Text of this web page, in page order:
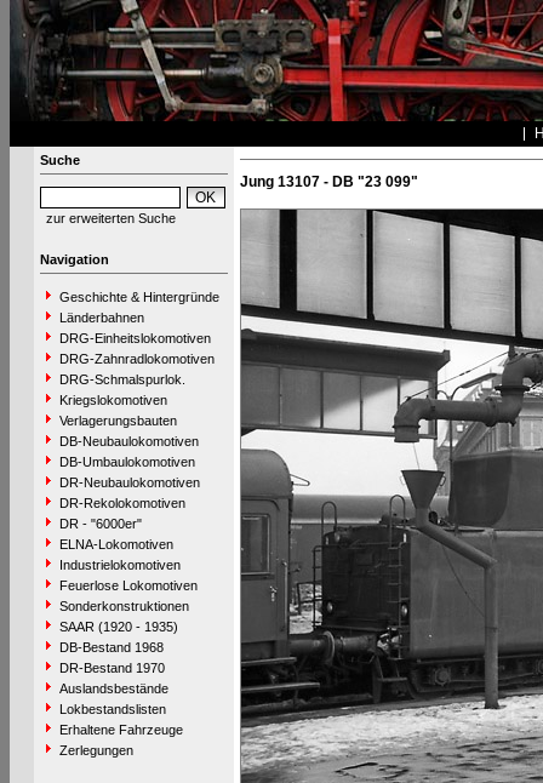
Suche
zur erweiterten Suche
Navigation
Geschichte & Hintergründe
Länderbahnen
DRG-Einheitslokomotiven
DRG-Zahnradlokomotiven
DRG-Schmalspurlok.
Kriegslokomotiven
Verlagerungsbauten
DB-Neubaulokomotiven
DB-Umbaulokomotiven
DR-Neubaulokomotiven
DR-Rekolokomotiven
DR - "6000er"
ELNA-Lokomotiven
Industrielokomotiven
Feuerlose Lokomotiven
Sonderkonstruktionen
SAAR (1920 - 1935)
DB-Bestand 1968
DR-Bestand 1970
Auslandsbestände
Lokbestandslisten
Erhaltene Fahrzeuge
Zerlegungen
Jung 13107 - DB "23 099"